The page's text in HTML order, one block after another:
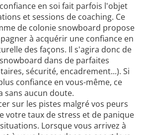
en soi fait parfois l'objet
et sessions de coaching. Ce
de colonie snowboard propose
à acquérir une confiance en
des façons. Il s'agira donc de
dans de parfaites
sécurité, encadrement...). Si
confiance en vous-même, ce
sans aucun doute.
sur les pistes malgré vos peurs
votre taux de stress et de panique
Lorsque vous arrivez à